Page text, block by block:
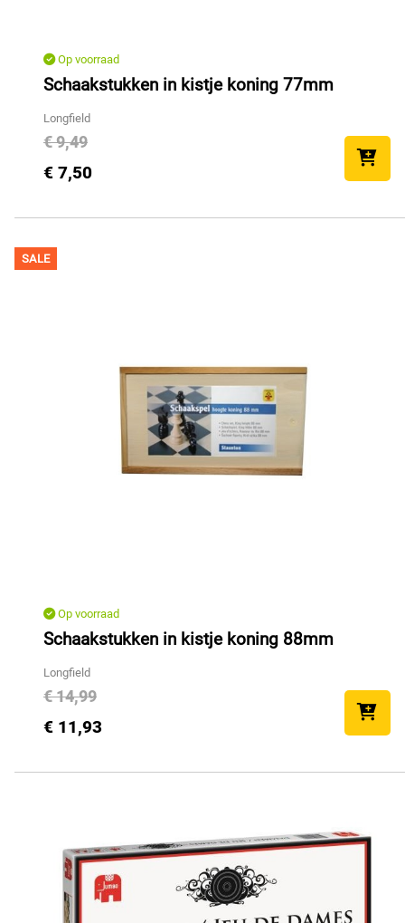
Op voorraad
Schaakstukken in kistje koning 77mm
Longfield
€ 9,49
€ 7,50
SALE
Op voorraad
Schaakstukken in kistje koning 88mm
Longfield
€ 14,99
€ 11,93